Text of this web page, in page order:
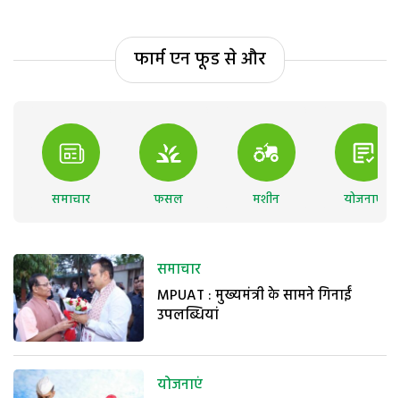
फार्म एन फूड से और
समाचार फसल मशीन योजनाएं
समाचार
MPUAT : मुख्यमंत्री के सामने गिनाईं
उपलब्धियां
योजनाएं